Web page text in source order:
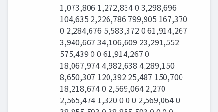
1,073,806 1,272,834 0 3,298,696
104,635 2,226,786 799,905 167,370
0 2,284,676 5,583,372 0 61,914,267
3,940,667 34,106,609 23,291,552
575,439 0 0 61,914,267 0
18,067,974 4,982,638 4,289,150
8,650,307 120,392 25,487 150,700
18,218,674 0 2,569,064 2,270
2,565,474 1,320 0 0 0 2,569,064 0